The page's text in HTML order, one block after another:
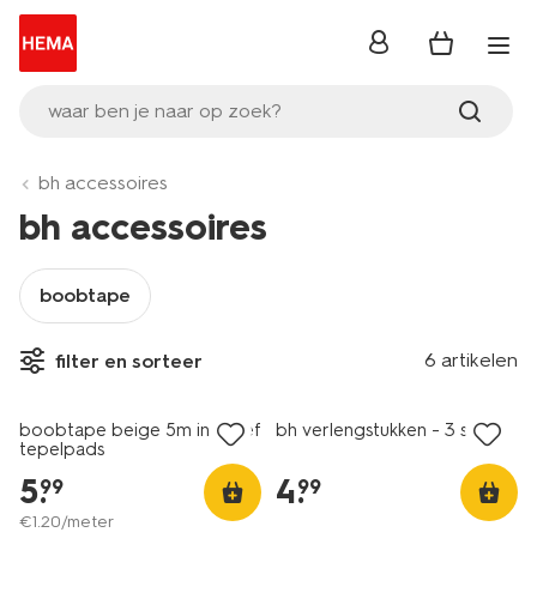
waar ben je naar op zoek?
inloggen
bh accessoires
bh accessoires
boobtape
filter en sorteer 6 artikelen
boobtape beige 5m inclusief
tepelpads
5.
99
€1.20/meter
bh verlengstukken - 3 stuks
4.
99